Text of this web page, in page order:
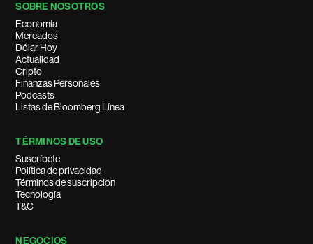
SOBRE NOSOTROS
Economía
Mercados
Dólar Hoy
Actualidad
Cripto
Finanzas Personales
Podcasts
Listas de Bloomberg Línea
TÉRMINOS DE USO
Suscríbete
Política de privacidad
Términos de suscripción
Tecnología
T&C
NEGOCIOS